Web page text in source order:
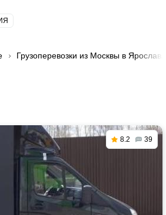
Грузоперевозки из Москвы в Ярославль
8.2 39